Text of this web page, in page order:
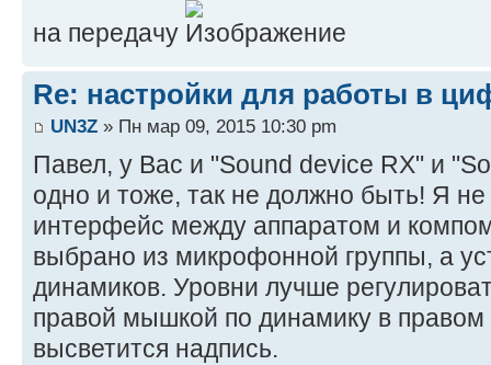
на передачу
Re: настройки для работы в
UN3Z » Пн мар 09, 2015 10:30 pm
Павел, у Вас и "Sound device RX" и
одно и тоже, так не должно быть! Я
интерфейс между аппаратом и
выбрано из микрофонной группы, а
динамиков. Уровни лучше
правой мышкой по динамику в правом
высветится надпись.